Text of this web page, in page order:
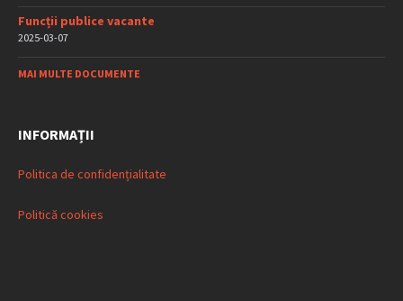
Funcții publice vacante
2025-03-07
MAI MULTE DOCUMENTE
INFORMAȚII
Politica de confidențialitate
Politică cookies